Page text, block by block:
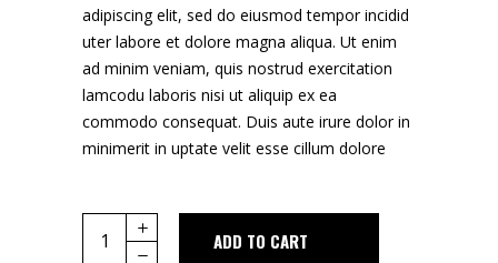
adipiscing elit, sed do eiusmod tempor incidid
uter labore et dolore magna aliqua. Ut enim
ad minim veniam, quis nostrud exercitation
lamcodu laboris nisi ut aliquip ex ea
commodo consequat. Duis aute irure dolor in
minimerit in uptate velit esse cillum dolore
Quantity
ADD TO CART